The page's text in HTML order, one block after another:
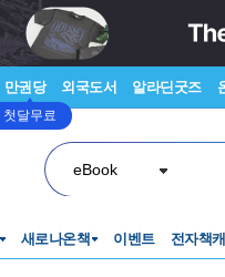
만권당
첫달무료
외국도서 알라딘굿즈
eBook
새로나온책 이벤트 전자책